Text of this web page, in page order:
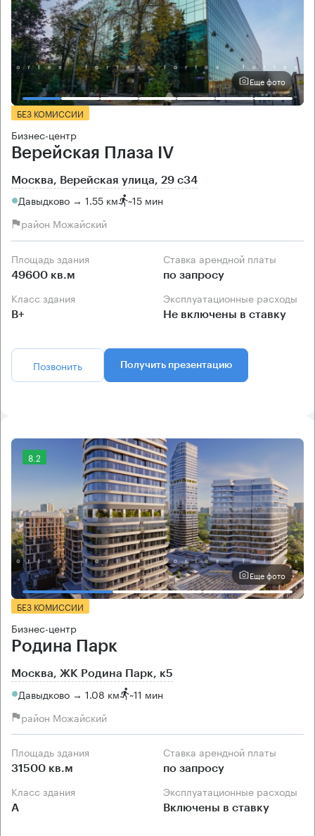
Еще фото
БЕЗ КОМИССИИ
Бизнес-центр
Верейская Плаза IV
Москва, Верейская улица, 29 с34
Давыдково → 1.55 км ~15 мин
район Можайский
Площадь здания
49600 кв.м
Ставка арендной платы
по запросу
Класс здания
B+
Эксплуатационные расходы
Не включены в ставку
Позвонить Получить презентацию
8.2
Еще фото
БЕЗ КОМИССИИ
Бизнес-центр
Родина Парк
Москва, ЖК Родина Парк, к5
Давыдково → 1.08 км ~11 мин
район Можайский
Площадь здания
31500 кв.м
Ставка арендной платы
по запросу
Класс здания
А
Эксплуатационные расходы
Включены в ставку